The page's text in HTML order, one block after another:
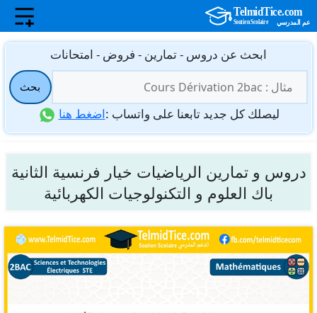
انتقل
المحتوى
ابحث عن دروس - تمارين - فروض - امتحانات
عن:
بحث
ليصلك كل جديد تابعنا على واتساب :اضغط هنا
دروس و تمارين الرياضيات خيار فرنسية الثانية
باك العلوم و التكنولوجيات الكهربائية